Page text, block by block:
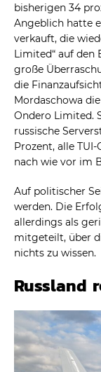
bisherigen 34
Angeblich hatte
verkauft, die
Limited“ auf den
große
die
Mordaschowa
Ondero Limited.
russische
Prozent, alle
nach wie vor im
Auf politischer
werden. Die
allerdings als
mitgeteilt, über
nichts zu wissen.
Russland